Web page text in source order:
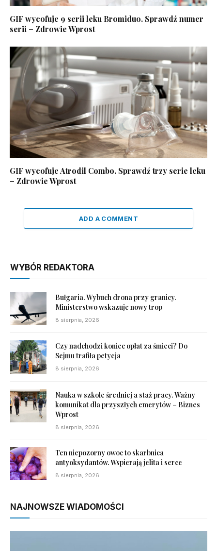
GIF wycofuje 9 serii leku Bromiduo. Sprawdź numer
serii – Zdrowie Wprost
GIF wycofuje Atrodil Combo. Sprawdź trzy serie leku
– Zdrowie Wprost
ADD A COMMENT
WYBÓR REDAKTORA
Bułgaria. Wybuch drona przy granicy.
Ministerstwo wskazuje nowy trop
8 sierpnia, 2026
Czy nadchodzi koniec opłat za śmieci? Do
Sejmu trafiła petycja
8 sierpnia, 2026
Nauka w szkole średniej a staż pracy. Ważny
komunikat dla przyszłych emerytów – Biznes
Wprost
8 sierpnia, 2026
Ten niepozorny owoc to skarbnica
antyoksydantów. Wspierają jelita i serce
8 sierpnia, 2026
NAJNOWSZE WIADOMOŚCI